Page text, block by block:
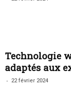
Technologie
adaptés aux
- 22 février 2024